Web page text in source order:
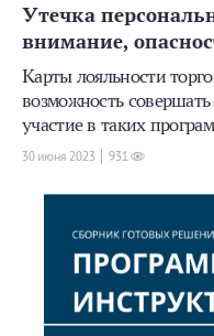
Утечка
внимание,
Карты лояльности
возможность
участие в таких
30 июня 2023 931